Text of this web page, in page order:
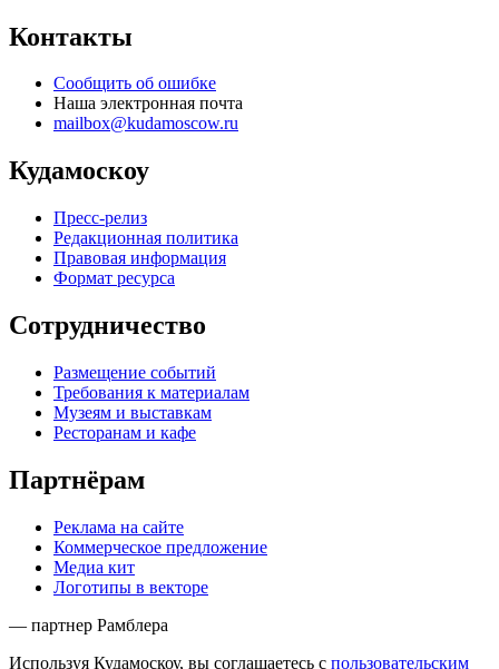
Контакты
Сообщить об ошибке
Наша электронная почта
mailbox@kudamoscow.ru
Кудамоскоу
Пресс-релиз
Редакционная политика
Правовая информация
Формат ресурса
Сотрудничество
Размещение событий
Требования к материалам
Музеям и выставкам
Ресторанам и кафе
Партнёрам
Реклама на сайте
Коммерческое предложение
Медиа кит
Логотипы в векторе
— партнер Рамблера
Используя Кудамоскоу, вы соглашаетесь с пользовательским